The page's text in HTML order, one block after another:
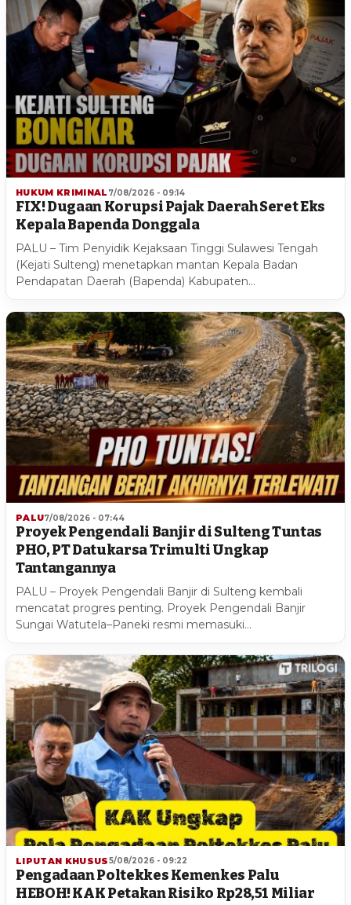
HUKUM KRIMINAL 7/08/2026 - 09:14
FIX! Dugaan Korupsi Pajak Daerah Seret Eks
Kepala Bapenda Donggala
PALU – Tim Penyidik Kejaksaan Tinggi Sulawesi Tengah
(Kejati Sulteng) menetapkan mantan Kepala Badan
Pendapatan Daerah (Bapenda) Kabupaten…
PALU7/08/2026 - 07:44
Proyek Pengendali Banjir di Sulteng Tuntas
PHO, PT Datukarsa Trimulti Ungkap
Tantangannya
PALU – Proyek Pengendali Banjir di Sulteng kembali
mencatat progres penting. Proyek Pengendali Banjir
Sungai Watutela–Paneki resmi memasuki…
LIPUTAN KHUSUS5/08/2026 - 09:22
Pengadaan Poltekkes Kemenkes Palu
HEBOH! KAK Petakan Risiko Rp28,51 Miliar